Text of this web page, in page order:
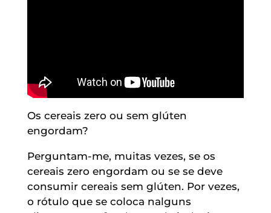
Os cereais zero ou sem glúten
engordam?
Perguntam-me, muitas vezes, se os
cereais zero engordam ou se se deve
consumir cereais sem glúten. Por vezes,
o rótulo que se coloca nalguns